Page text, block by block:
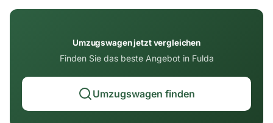
Umzugswagen jetzt vergleichen
Finden Sie das beste Angebot in Fulda
Umzugswagen finden